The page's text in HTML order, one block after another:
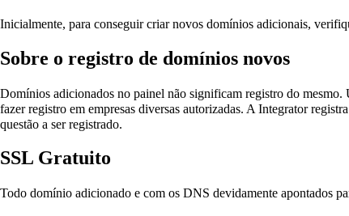
Inicialmente, para conseguir criar novos domínios adicionais,
Sobre o registro de domínios novos
Domínios adicionados no painel não significam registro do
fazer registro em empresas diversas autorizadas. A Integrator
questão a ser registrado.
SSL Gratuito
Todo domínio adicionado e com os DNS devidamente apontados